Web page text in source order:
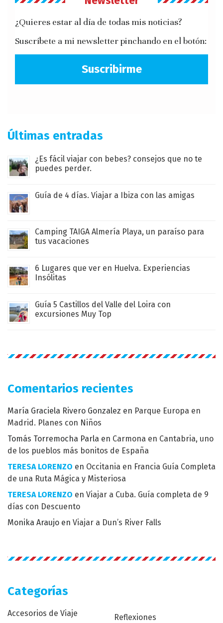
¿Quieres estar al día de todas mis noticias?
Suscríbete a mi newsletter pinchando en el botón:
Suscribirme
Últimas entradas
¿Es fácil viajar con bebes? consejos que no te
puedes perder.
Guía de 4 días. Viajar a Ibiza con las amigas
Camping TAIGA Almería Playa, un paraíso para
tus vacaciones
6 Lugares que ver en Huelva. Experiencias
Insólitas
Guía 5 Castillos del Valle del Loira con
excursiones Muy Top
Comentarios recientes
María Graciela Rivero Gonzalez en Parque Europa en
Madrid. Planes con Niños
Tomás Torremocha Parla en Carmona en Cantabria, uno
de los pueblos más bonitos de España
TERESA LORENZO en Occitania en Francia Guía Completa
de una Ruta Mágica y Misteriosa
TERESA LORENZO en Viajar a Cuba. Guía completa de 9
días con Descuento
Monika Araujo en Viajar a Dun’s River Falls
Categorías
Accesorios de Viaje
Reflexiones